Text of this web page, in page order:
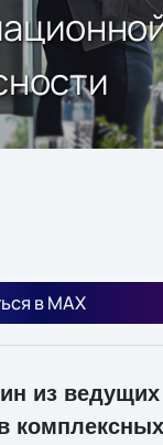
в MAX
из ведущих